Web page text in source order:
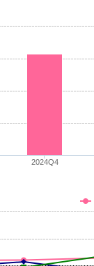
2024Q4